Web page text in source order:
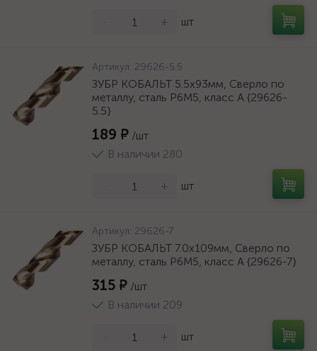
+ шт
Артикул: 29626-5.5
ЗУБР КОБАЛЬТ 5.5х93мм, Сверло по
металлу, сталь Р6М5, класс А {29626-
5.5}
189 ₽ /шт
В наличии 280
+ шт
Артикул: 29626-7
ЗУБР КОБАЛЬТ 7.0х109мм, Сверло по
металлу, сталь Р6М5, класс А {29626-7}
315 ₽ /шт
В наличии 209
+ шт